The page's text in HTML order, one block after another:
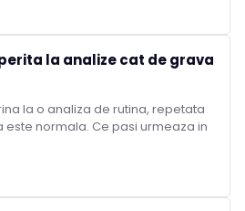
la analize cat de grava
la o analiza de rutina, repetata
este normala. Ce pasi urmeaza in